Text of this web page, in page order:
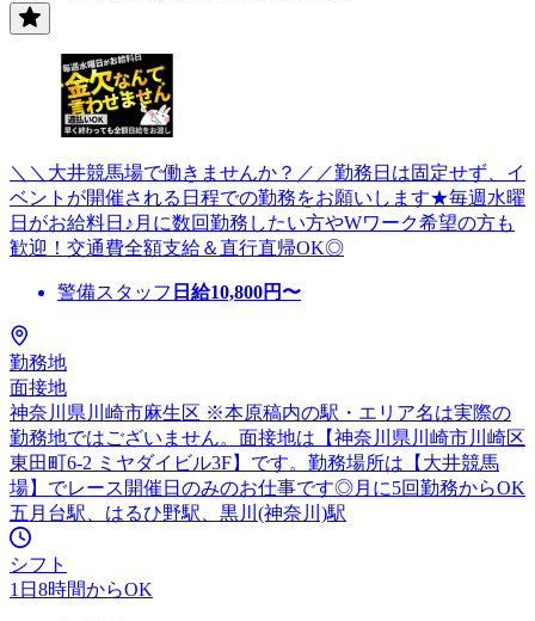
＼＼大井競馬場で働きませんか？／／勤務日は固定せず、イ
ベントが開催される日程での勤務をお願いします★毎週水曜
日がお給料日♪月に数回勤務したい方やWワーク希望の方も
歓迎！交通費全額支給＆直行直帰OK◎
警備スタッフ 日給10,800円〜
勤務地
面接地
神奈川県川崎市麻生区 ※本原稿内の駅・エリア名は実際の
勤務地ではございません。面接地は【神奈川県川崎市川崎区
東田町6-2 ミヤダイビル3F】です。勤務場所は【大井競馬
場】でレース開催日のみのお仕事です◎月に5回勤務からOK
五月台駅、はるひ野駅、黒川(神奈川)駅
シフト
1日8時間からOK